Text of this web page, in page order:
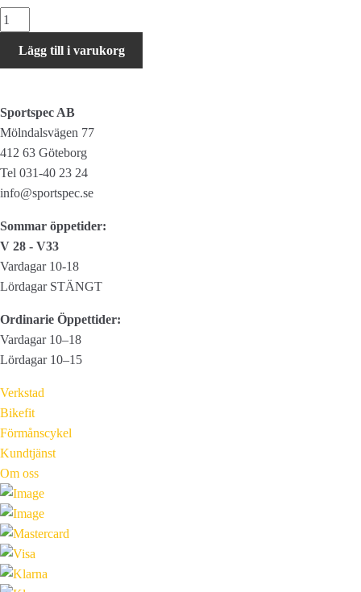
SELLE
LADY
GEL
L
mängd
Lägg till i varukorg
Sportspec AB
Mölndalsvägen 77
412 63 Göteborg
Tel 031-40 23 24
info@sportspec.se
Sommar öppetider:
V 28 - V33
Vardagar 10-18
Lördagar STÄNGT
Ordinarie Öppettider:
Vardagar 10–18
Lördagar 10–15
Verkstad
Bikefit
Förmånscykel
Kundtjänst
Om oss